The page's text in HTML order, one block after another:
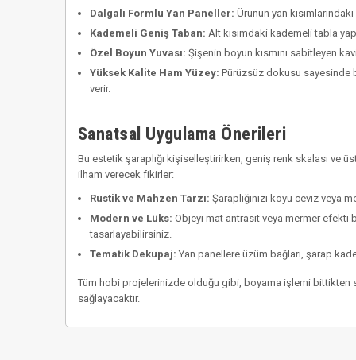
Dalgalı Formlu Yan Paneller: Ürünün yan
Kademeli Geniş Taban: Alt kısımdaki kademeli tabla
Özel Boyun Yuvası: Şişenin boyun kısmını sabitleyen
Yüksek Kalite Ham Yüzey: Pürüzsüz dokusu sayesinde
verir.
Sanatsal Uygulama Önerileri
Bu estetik şaraplığı kişiselleştirirken, geniş renk skalası ve
ilham verecek fikirler:
Rustik ve Mahzen Tarzı: Şaraplığınızı koyu ceviz veya
Modern ve Lüks: Objeyi mat antrasit veya mermer efekti
tasarlayabilirsiniz.
Tematik Dekupaj: Yan panellere üzüm bağları, şarap
Tüm hobi projelerinizde olduğu gibi, boyama işlemi bittikten
sağlayacaktır.